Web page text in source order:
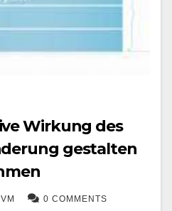
Wirkung des
gestalten
0 COMMENTS